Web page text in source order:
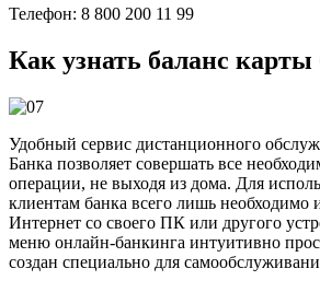
Телефон: 8 800 200 11 99
Как узнать баланс карты
Удобный сервис дистанционного
Банка позволяет совершать все
операции, не выходя из дома. Для
клиентам банка всего лишь необходимо
Интернет со своего ПК или другого
меню онлайн-банкинга интуитивно
создан специально для